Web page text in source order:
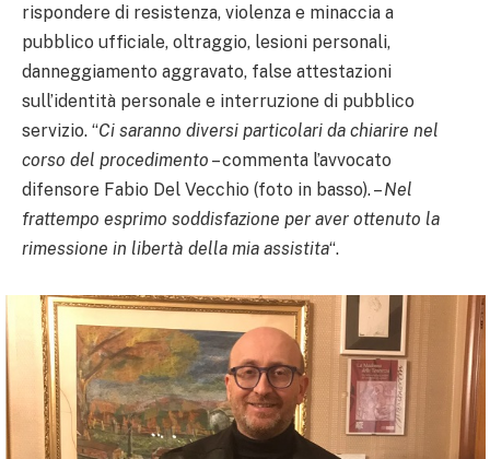
rispondere di resistenza, violenza e minaccia a
pubblico ufficiale, oltraggio, lesioni personali,
danneggiamento aggravato, false attestazioni
sull’identità personale e interruzione di pubblico
servizio. “Ci saranno diversi particolari da chiarire nel
corso del procedimento – commenta l’avvocato
difensore Fabio Del Vecchio (foto in basso). –Nel
frattempo esprimo soddisfazione per aver ottenuto la
rimessione in libertà della mia assistita“.